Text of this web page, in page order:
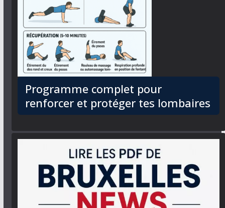
Programme complet pour
renforcer et protéger tes lombaires